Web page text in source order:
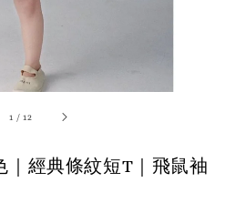
1 /12
｜經典條紋短T｜飛鼠袖